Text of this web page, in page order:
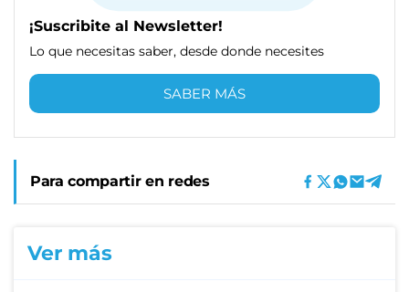
¡Suscribite al Newsletter!
Lo que necesitas saber, desde donde necesites
SABER MÁS
Para compartir en redes
Ver más